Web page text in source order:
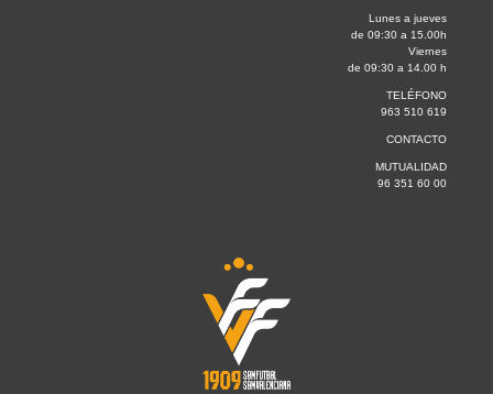
Lunes a jueves
de 09:30 a 15.00h
Viernes
de 09:30 a 14.00 h
TELÉFONO
963 510 619
CONTACTO
MUTUALIDAD
96 351 60 00